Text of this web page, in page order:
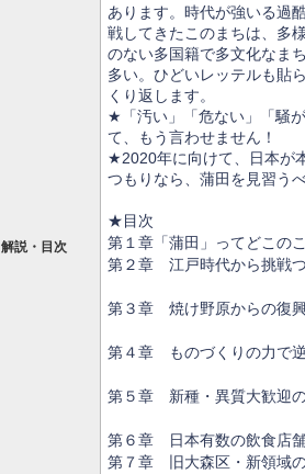
解説・目次
あります。時代が強いる過
戦してきたこのまちは、多
のない多国籍で多文化なま
多い。ひどいレッテルも貼
くり返します。
★「汚い」「危ない」「騒
て、もう言わせません！
★2020年に向けて、日本が
つもりなら、蒲田を見習う
★目次
第１章「蒲田」ってどこの
第２章 江戸時代から挑戦
第３章 焼け野原からの復
第４章 ものづくりの力で
第５章 新種・異質大歓迎
第６章 日本有数の飲食店
第７章 旧大森区・新領域